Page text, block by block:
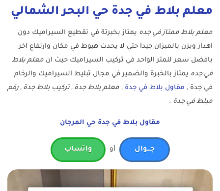
معلم بلاط في جدة حي البحر الشمالي
معلم بلاط ممتاز في جده يمتاز بخبرتة في تقطيع السيراميك دون
اهدار ويزن بالميزان جيدا حتي لا يحدث هبوط في مكان وارتفاع اخر
بافضل سعر للمتر الواحد في تركيب السيراميك حيث ان معلم بلاط
في جده يمتاز بالخبرة والضمير في مجال تبليط السيراميك والرخام
في جدة , مقاول بلاط في جدة , معلم بلاط جدة , تركيب بلاط جدة , رقم
مبلط في جدة .
مقاول بلاط في جدة حي المرجان
جـــوال أو واتساب